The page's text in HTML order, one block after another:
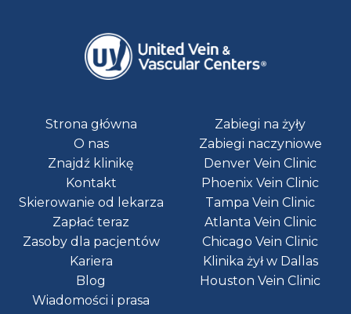
Strona główna
O nas
Znajdź klinikę
Kontakt
Skierowanie od lekarza
Zapłać teraz
Zasoby dla pacjentów
Kariera
Blog
Wiadomości i prasa
Zabiegi na żyły
Zabiegi naczyniowe
Denver Vein Clinic
Phoenix Vein Clinic
Tampa Vein Clinic
Atlanta Vein Clinic
Chicago Vein Clinic
Klinika żył w Dallas
Houston Vein Clinic